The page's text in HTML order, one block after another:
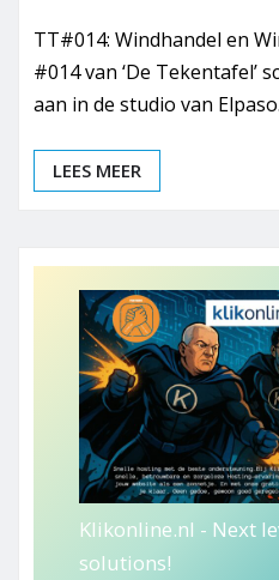
TT#014: Windhandel en
#014 van ‘De Tekentafel’
aan in de studio van
LEES MEER
Klikonline.nl - Next
solutions!